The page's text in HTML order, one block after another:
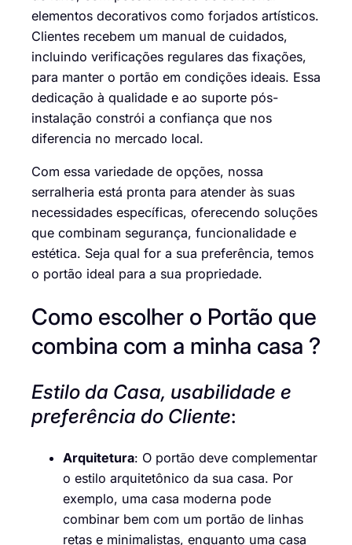
elementos decorativos como forjados artísticos.
Clientes recebem um manual de cuidados,
incluindo verificações regulares das fixações,
para manter o portão em condições ideais. Essa
dedicação à qualidade e ao suporte pós-
instalação constrói a confiança que nos
diferencia no mercado local.
Com essa variedade de opções, nossa
serralheria está pronta para atender às suas
necessidades específicas, oferecendo soluções
que combinam segurança, funcionalidade e
estética. Seja qual for a sua preferência, temos
o portão ideal para a sua propriedade.
Como escolher o Portão que
combina com a minha casa ?
Estilo da Casa, usabilidade e
preferência do Cliente:
Arquitetura: O portão deve complementar
o estilo arquitetônico da sua casa. Por
exemplo, uma casa moderna pode
combinar bem com um portão de linhas
retas e minimalistas, enquanto uma casa